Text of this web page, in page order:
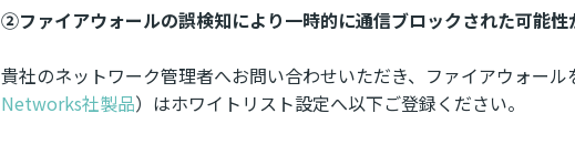
②ファイアウォールの誤検知により一時的に通信ブロックされた可能性
貴社のネットワーク管理者へお問い合わせいただき、ファイアウォール
Networks社製品）はホワイトリスト設定へ以下ご登録ください。